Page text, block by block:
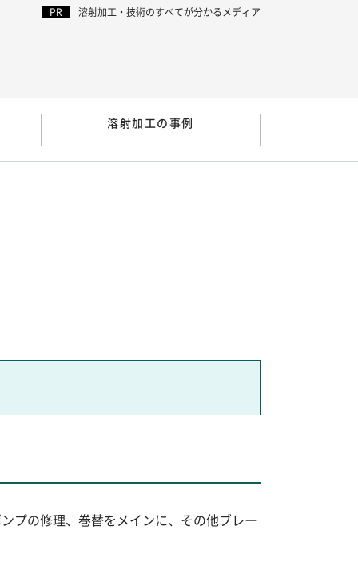
溶射加工・技術のすべてが分かるメディア
溶射加工の事例
プの修理、巻替をメインに、その他ブレー